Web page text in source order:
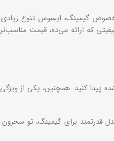
گیمینگ، ایسوس تنوع زیادی
که ارائه می‌ده، قیمت
پیدا کنید. همچنین، یکی از
قدرتمند برای گیمینگ، تو سجرون